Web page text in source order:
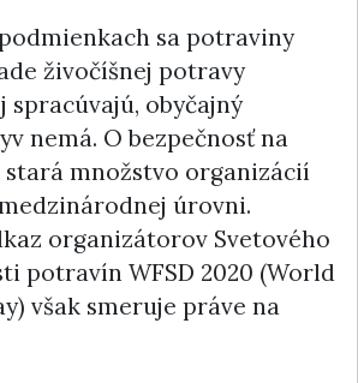
sa potraviny
živočíšnej potravy
spracúvajú, obyčajný
nemá. O bezpečnosť na
množstvo organizácií
úrovni.
organizátorov Svetového
potravín WFSD 2020 (World
však smeruje práve na